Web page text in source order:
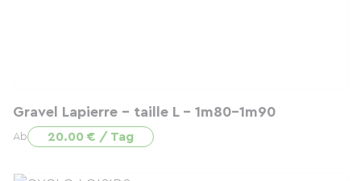
Gravel Lapierre - taille L - 1m80-1m90
Ab 20.00 € / Tag